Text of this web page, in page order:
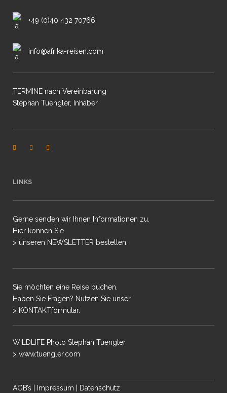
+49 (0)40 432 70766
info@afrika-reisen.com
TERMINE nach Vereinbarung
Stephan Tuengler, Inhaber
LINKS
Gerne senden wir Ihnen Informationen zu.
Hier können Sie
> unseren NEWSLETTER bestellen.
Sie möchten eine Reise buchen.
Haben Sie Fragen? Nutzen Sie unser
> KONTAKTformular.
WILDLIFE Photo Stephan Tuengler
> www.tuengler.com
AGB’s Impressum Datenschutz